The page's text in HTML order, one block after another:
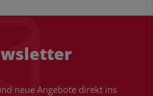
neue Angebote direkt ins